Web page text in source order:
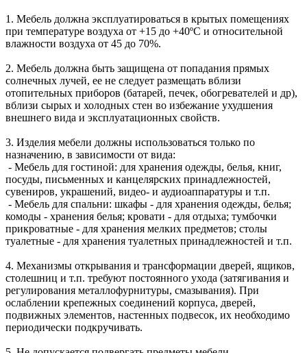
1. Мебель должна эксплуатироваться в крытых помещениях
при температуре воздуха от +15 до +40ºС и относительной
влажности воздуха от 45 до 70%.
2. Мебель должна быть защищена от попадания прямых
солнечных лучей, ее не следует размещать вблизи
отопительных приборов (батарей, печек, обогревателей и др),
вблизи сырых и холодных стен во избежание ухудшения
внешнего вида и эксплуатационных свойств.
3. Изделия мебели должны использоваться только по
назначению, в зависимости от вида:
- Мебель для гостиной: для хранения одежды, белья, книг,
посуды, письменных и канцелярских принадлежностей,
сувениров, украшений, видео- и аудиоаппаратуры и т.п.
- Мебель для спальни: шкафы - для хранения одежды, белья;
комоды - хранения белья; кровати - для отдыха; тумбочки
прикроватные - для хранения мелких предметов; столы
туалетные - для хранения туалетных принадлежностей и т.п.
4. Механизмы открывания и трансформации дверей, ящиков,
столешниц и т.п. требуют постоянного ухода (затягивания и
регулирования металлофурнитуры, смазывания). При
ослаблении крепежных соединений корпуса, дверей,
подвижных элементов, настенных подвесок, их необходимо
периодически подкручивать.